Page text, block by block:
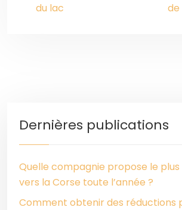
du lac
de
Dernières publications
Quelle compagnie propose le
vers la Corse toute l’année ?
Comment obtenir des réductions